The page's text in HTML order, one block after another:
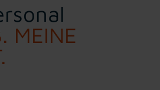
MEINE